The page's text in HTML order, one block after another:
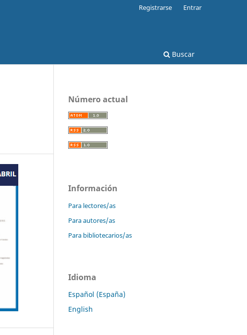
Buscar
Registrarse Entrar
Número actual
Información
Para lectores/as
Para autores/as
Para bibliotecarios/as
Idioma
Español (España)
English